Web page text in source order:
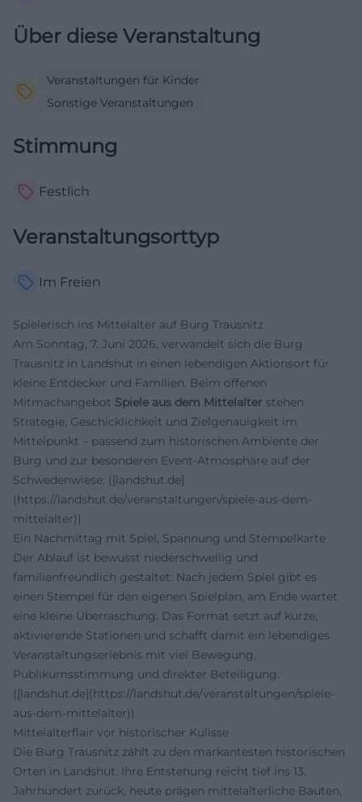
Über diese Veranstaltung
Veranstaltungen für Kinder
Sonstige Veranstaltungen
Stimmung
Festlich
Veranstaltungsorttyp
Im Freien
Spielerisch ins Mittelalter auf Burg Trausnitz
Am Sonntag, 7. Juni 2026, verwandelt sich die Burg
Trausnitz in Landshut in einen lebendigen Aktionsort für
kleine Entdecker und Familien. Beim offenen
Mitmachangebot Spiele aus dem Mittelalter stehen
Strategie, Geschicklichkeit und Zielgenauigkeit im
Mittelpunkt – passend zum historischen Ambiente der
Burg und zur besonderen Event-Atmosphäre auf der
Schwedenwiese. ([landshut.de]
(https://landshut.de/veranstaltungen/spiele-aus-dem-
mittelalter))
Ein Nachmittag mit Spiel, Spannung und Stempelkarte
Der Ablauf ist bewusst niederschwellig und
familienfreundlich gestaltet: Nach jedem Spiel gibt es
einen Stempel für den eigenen Spielplan, am Ende wartet
eine kleine Überraschung. Das Format setzt auf kurze,
aktivierende Stationen und schafft damit ein lebendiges
Veranstaltungserlebnis mit viel Bewegung,
Publikumsstimmung und direkter Beteiligung.
([landshut.de](https://landshut.de/veranstaltungen/spiele-
aus-dem-mittelalter))
Mittelalterflair vor historischer Kulisse
Die Burg Trausnitz zählt zu den markantesten historischen
Orten in Landshut. Ihre Entstehung reicht tief ins 13.
Jahrhundert zurück, heute prägen mittelalterliche Bauten,